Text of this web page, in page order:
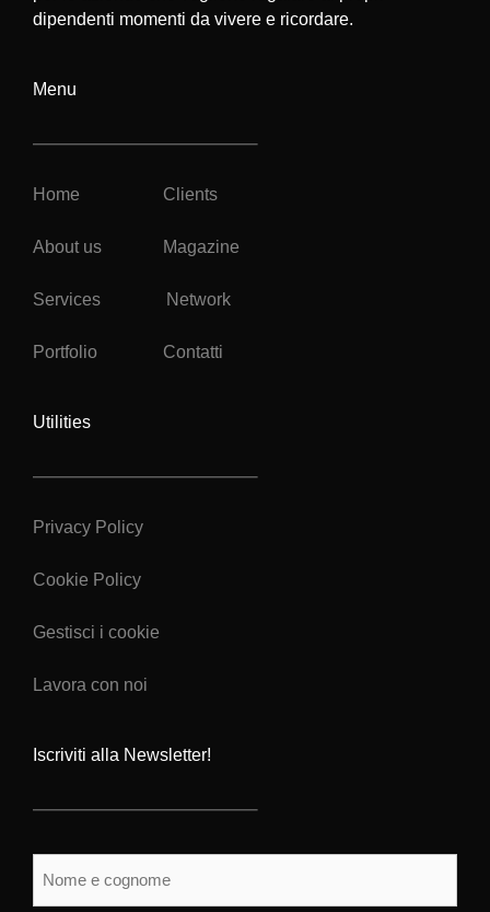
dipendenti momenti da vivere e ricordare.
Menu
Home Clients
About us Magazine
Services Network
Portfolio Contatti
Utilities
Privacy Policy
Cookie Policy
Gestisci i cookie
Lavora con noi
Iscriviti alla Newsletter!